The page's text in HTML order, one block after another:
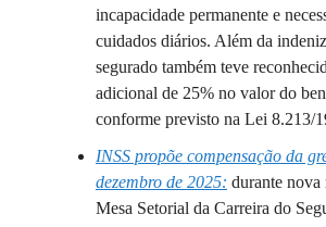
incapacidade permanente e
cuidados diários. Além da
segurado também teve
adicional de 25% no valor do
conforme previsto na Lei 8.213/
INSS propõe compensação da
dezembro de 2025: durante nova
Mesa Setorial da Carreira do